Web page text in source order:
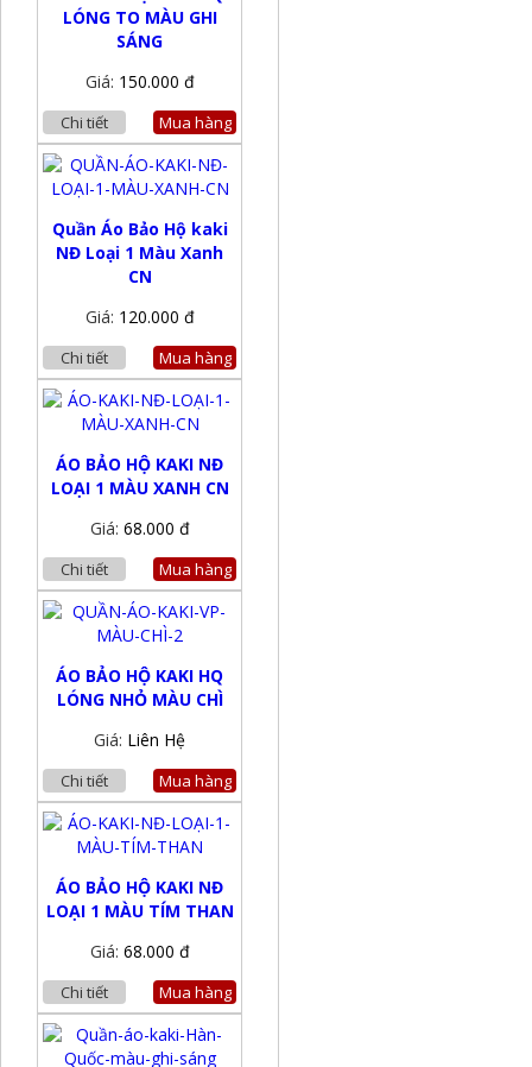
LÓNG TO MÀU GHI
SÁNG
Giá: 150.000 đ
Chi tiết Mua hàng
Quần Áo Bảo Hộ kaki
NĐ Loại 1 Màu Xanh
CN
Giá: 120.000 đ
Chi tiết Mua hàng
ÁO BẢO HỘ KAKI NĐ
LOẠI 1 MÀU XANH CN
Giá: 68.000 đ
Chi tiết Mua hàng
ÁO BẢO HỘ KAKI HQ
LÓNG NHỎ MÀU CHÌ
Giá: Liên Hệ
Chi tiết Mua hàng
ÁO BẢO HỘ KAKI NĐ
LOẠI 1 MÀU TÍM THAN
Giá: 68.000 đ
Chi tiết Mua hàng